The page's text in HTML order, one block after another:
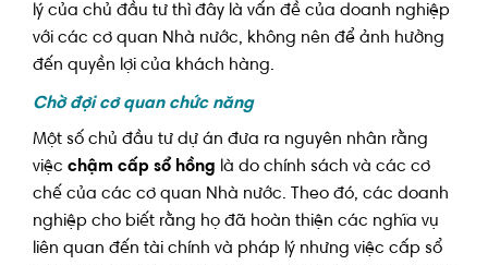
lý của chủ đầu tư thì đây là vấn đề của doanh nghiệp
với các cơ quan Nhà nước, không nên để ảnh hưởng
đến quyền lợi của khách hàng.
Chờ đợi cơ quan chức năng
Một số chủ đầu tư dự án đưa ra nguyên nhân rằng
việc chậm cấp sổ hồng là do chính sách và các cơ
chế của các cơ quan Nhà nước. Theo đó, các doanh
nghiệp cho biết rằng họ đã hoàn thiện các nghĩa vụ
liên quan đến tài chính và pháp lý nhưng việc cấp sổ